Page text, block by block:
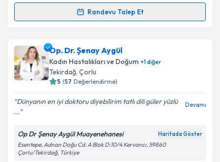
Randevu Talep Et
Randevu Takvimi Talebi
Dr. Şivekar Tınariçin randevu takvimi talebi
oluşturun. Size bu uzmandan randevu almanız için bir
takvim hazırlandığında e-posta ile bilgilendireceğiz.
Kişisel verilerimin işlenmesine ilişkin
Aydınlatma
Metni'ni okudum ve kişisel verilerimin belirtilen
kapsamda işlenmesini kabul ediyorum.
Op. Dr. Şenay Aygül
Kadın Hastalıkları ve Doğum +1diğer
Tekirdağ, Çorlu
5 (57 Değerlendirme)
Dünyanın en iyi doktoru diyebilirim tatlı dili güler yüzlü
...
Devamı
Op Dr Şenay Aygül Muayenehanesi Haritada Göster
Esentepe, Adnan Doğu Cd. A Blok D:10/4 Kervancı, 59860
Çorlu/Tekirdağ, Türkiye